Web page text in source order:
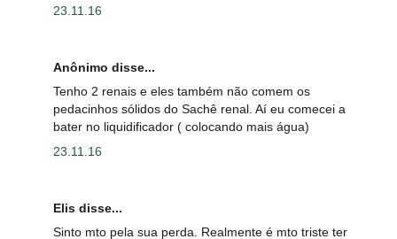
23.11.16
Anônimo disse...
Tenho 2 renais e eles também não comem os
pedacinhos sólidos do Sachê renal. Aí eu comecei a
bater no liquidificador ( colocando mais água)
23.11.16
Elis disse...
Sinto mto pela sua perda. Realmente é mto triste ter